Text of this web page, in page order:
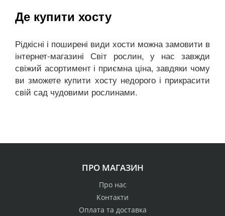
Де купити хосту
Рідкісні і поширені види хости можна замовити в
інтернет-магазині Світ рослин, у нас завжди
свіжий асортимент і приємна ціна, завдяки чому
ви зможете купити хосту недорого і прикрасити
свій сад чудовими рослинами.
ПРО МАГАЗИН
Про нас
Контакти
Оплата та доставка